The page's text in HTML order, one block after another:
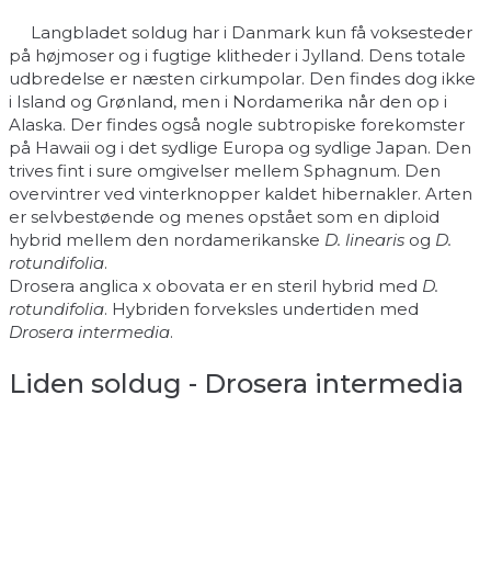
Langbladet soldug har i Danmark kun få voksesteder
på højmoser og i fugtige klitheder i Jylland. Dens totale
udbredelse er næsten cirkumpolar. Den findes dog ikke
i Island og Grønland, men i Nordamerika når den op i
Alaska. Der findes også nogle subtropiske forekomster
på Hawaii og i det sydlige Europa og sydlige Japan. Den
trives fint i sure omgivelser mellem Sphagnum. Den
overvintrer ved vinterknopper kaldet hibernakler. Arten
er selvbestøende og menes opstået som en diploid
hybrid mellem den nordamerikanske D. linearis og D.
rotundifolia.
Drosera anglica x obovata er en steril hybrid med D.
rotundifolia. Hybriden forveksles undertiden med
Drosera intermedia.
Liden soldug - Drosera intermedia